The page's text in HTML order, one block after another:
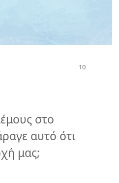
στο
αυτό ότι
μας;